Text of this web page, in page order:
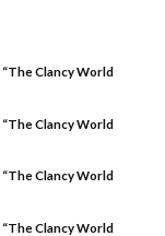
Clancy World
Clancy World
Clancy World
Clancy World